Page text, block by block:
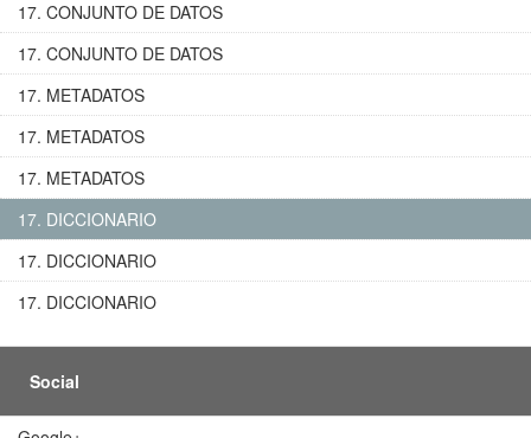
17. CONJUNTO DE DATOS
17. CONJUNTO DE DATOS
17. METADATOS
17. METADATOS
17. METADATOS
17. DICCIONARIO
17. DICCIONARIO
17. DICCIONARIO
Social